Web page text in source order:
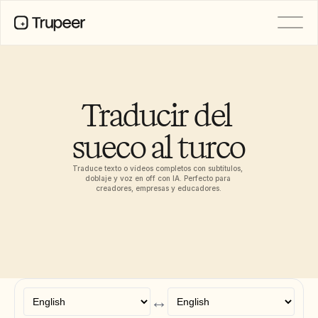
Traducir del
sueco al turco
Traduce texto o vídeos completos con subtítulos,
doblaje y voz en off con IA. Perfecto para
creadores, empresas y educadores.
↔
Base de conocimientos
Avatares de IA
Kits de marca
Páginas compartidas
Grabación de pantalla con IA
Lanzamientos de producto
Industria